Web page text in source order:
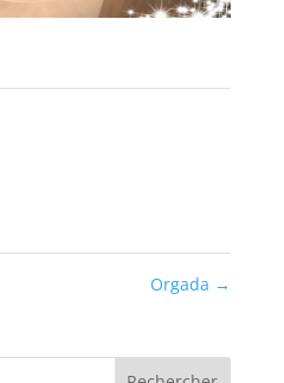
Orgada →